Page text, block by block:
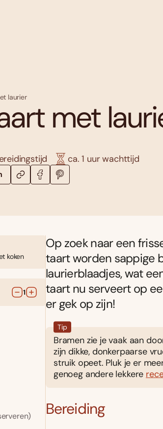
laurier
met
ca. 1 uur wachttijd
koken
1
Op zoek naar een
taart worden sappige
laurierblaadjes, wat
taart nu serveert op
er gek op zijn!
Tip
Bramen zie je vaak aan
zijn dikke, donkerpaarse
struik opeet. Pluk je er
genoeg andere lekkere
Bereiding